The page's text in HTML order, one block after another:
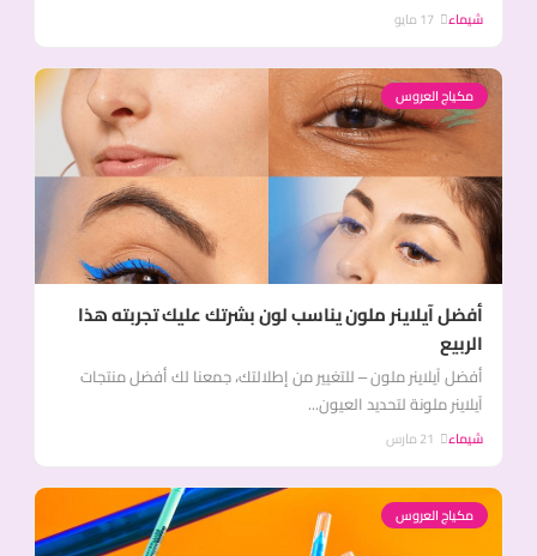
شيماء
مكياج العروس
أفضل آيلاينر ملون يناسب لون بشرتك عليك تجربته هذا
الربيع
أفضل آيلاينر ملون – للتغيير من إطلالتك، جمعنا لك أفضل منتجات
آيلاينر ملونة لتحديد العيون...
شيماء
مكياج العروس